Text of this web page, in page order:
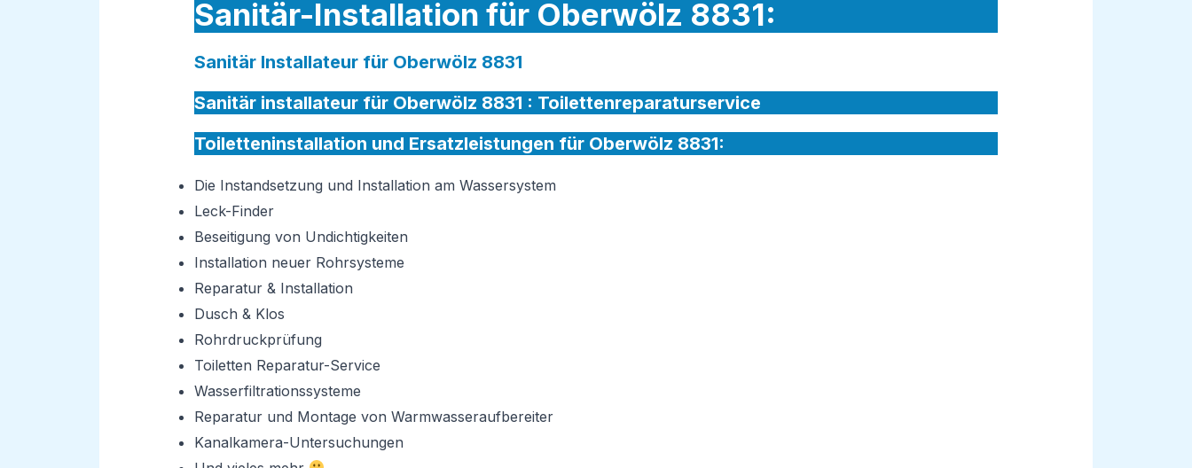
Sanitär-Installation für Oberwölz 8831:
Sanitär Installateur für Oberwölz 8831
Sanitär installateur für Oberwölz 8831 : Toilettenreparaturservice
Toiletteninstallation und Ersatzleistungen für Oberwölz 8831:
Die Instandsetzung und Installation am Wassersystem
Leck-Finder
Beseitigung von Undichtigkeiten
Installation neuer Rohrsysteme
Reparatur & Installation
Dusch & Klos
Rohrdruckprüfung
Toiletten Reparatur-Service
Wasserfiltrationssysteme
Reparatur und Montage von Warmwasseraufbereiter
Kanalkamera-Untersuchungen